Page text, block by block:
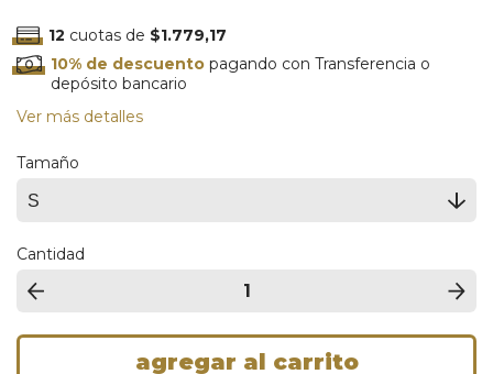
12 cuotas de $1.779,17
10% de descuento pagando con Transferencia o
depósito bancario
Ver más detalles
Tamaño
Cantidad